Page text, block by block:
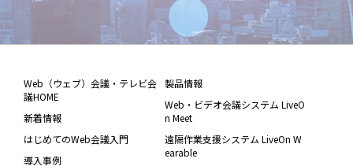
Web（ウェブ）会議・テレビ会
議HOME
新着情報
はじめてのWeb会議入門
導入事例
製品情報
Web・ビデオ会議システム LiveO
n Meet
遠隔作業支援システム LiveOn W
earable